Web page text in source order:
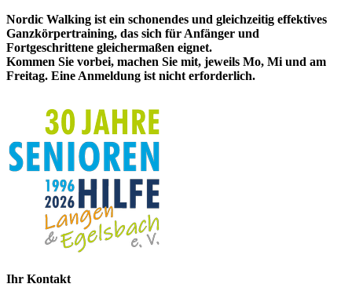
Nordic Walking ist ein schonendes und gleichzeitig effektives
Ganzkörpertraining, das sich für Anfänger und
Fortgeschrittene gleichermaßen eignet.
Kommen Sie vorbei, machen Sie mit, jeweils Mo, Mi und am
Freitag. Eine Anmeldung ist nicht erforderlich.
Ihr Kontakt